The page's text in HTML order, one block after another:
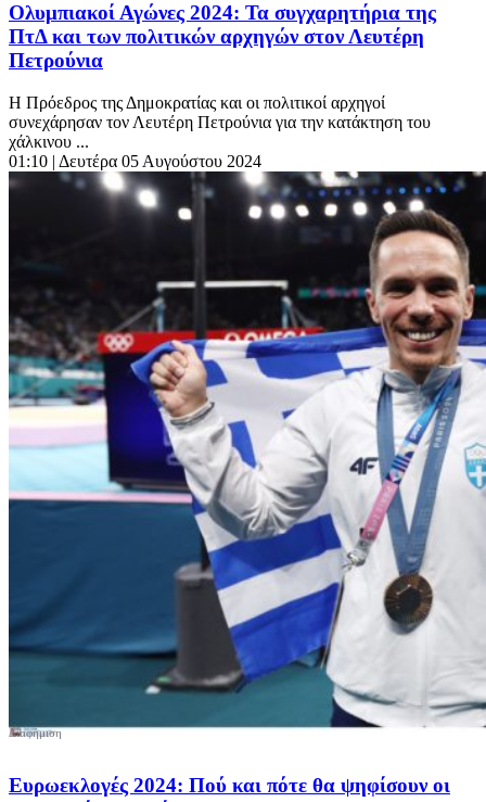
Ολυμπιακοί Αγώνες 2024: Τα συγχαρητήρια της
ΠτΔ και των πολιτικών αρχηγών στον Λευτέρη
Πετρούνια
Η Πρόεδρος της Δημοκρατίας και οι πολιτικοί αρχηγοί
συνεχάρησαν τον Λευτέρη Πετρούνια για την κατάκτηση του
χάλκινου ...
01:10 | Δευτέρα 05 Αυγούστου 2024
Ευρωεκλογές 2024: Πού και πότε θα ψηφίσουν οι